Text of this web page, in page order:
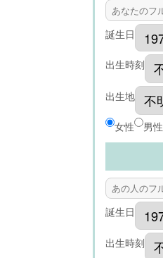
誕生日
出生時刻
出生地
女性 男性
誕生日
出生時刻